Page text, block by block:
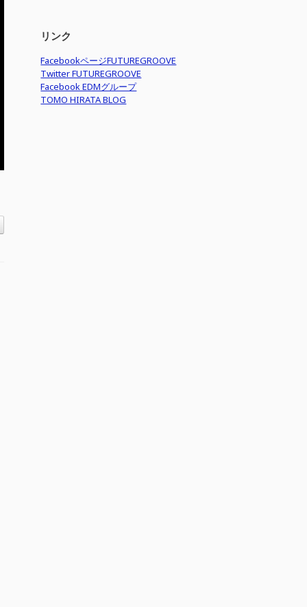
リンク
FacebookページFUTUREGROOVE
Twitter FUTUREGROOVE
Facebook EDMグループ
TOMO HIRATA BLOG